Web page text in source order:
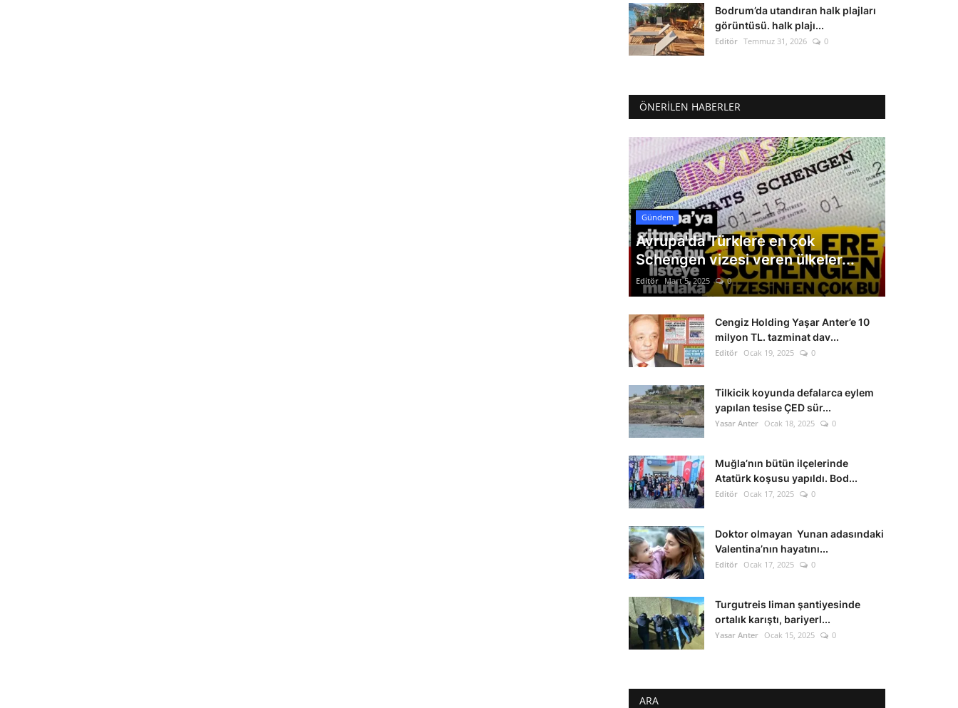
Bodrum’da utandıran halk plajları
görüntüsü. halk plajı...
Editör Temmuz 31, 2026 0
ÖNERILEN HABERLER
Gündem
Avrupa'da Türklere en çok
Schengen vizesi veren ülkeler...
Editör Mart 5, 2025 0
Cengiz Holding Yaşar Anter’e 10
milyon TL. tazminat dav...
Editör Ocak 19, 2025 0
Tilkicik koyunda defalarca eylem
yapılan tesise ÇED sür...
Yasar Anter Ocak 18, 2025 0
Muğla’nın bütün ilçelerinde
Atatürk koşusu yapıldı. Bod...
Editör Ocak 17, 2025 0
Doktor olmayan Yunan adasındaki
Valentina’nın hayatını...
Editör Ocak 17, 2025 0
Turgutreis liman şantiyesinde
ortalık karıştı, bariyerl...
Yasar Anter Ocak 15, 2025 0
ARA